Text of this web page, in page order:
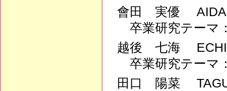
會田 実優 AIDA,
卒業研究テーマ
越後 七海
卒業研究テーマ
田口 陽菜